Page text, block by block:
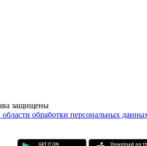
защищены
обработки персональных